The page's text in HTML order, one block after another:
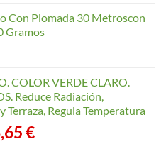
Con Plomada 30 Metroscon
Gramos
COLOR VERDE CLARO.
Reduce Radiación,
Terraza, Regula Temperatura
€Rango